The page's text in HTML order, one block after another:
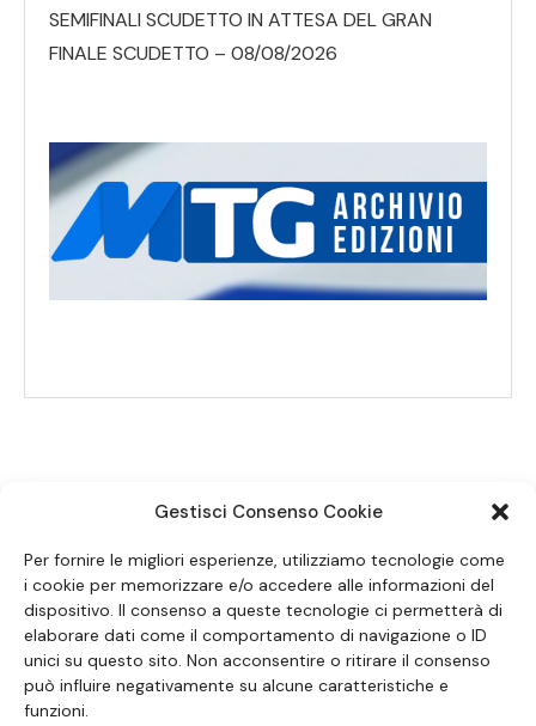
Gestisci Consenso Cookie
Per fornire le migliori esperienze, utilizziamo tecnologie come
i cookie per memorizzare e/o accedere alle informazioni del
dispositivo. Il consenso a queste tecnologie ci permetterà di
elaborare dati come il comportamento di navigazione o ID
unici su questo sito. Non acconsentire o ritirare il consenso
può influire negativamente su alcune caratteristiche e
funzioni.
SEMIFINALI SCUDETTO IN ATTESA DEL GRAN
FINALE SCUDETTO – 08/08/2026
SEGUICI SUI SOCIAL